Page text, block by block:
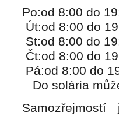
Po:od 8:00 do
Út:od 8:00 do
St:od 8:00 do
Čt:od 8:00 do
Pá:od 8:00 do
Do solária